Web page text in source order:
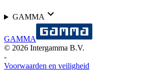
GAMMA
GAMMA
© 2026 Intergamma B.V.
-
Voorwaarden en veiligheid